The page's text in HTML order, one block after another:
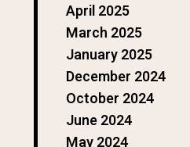
April 2025
March 2025
January 2025
December 2024
October 2024
June 2024
May 2024